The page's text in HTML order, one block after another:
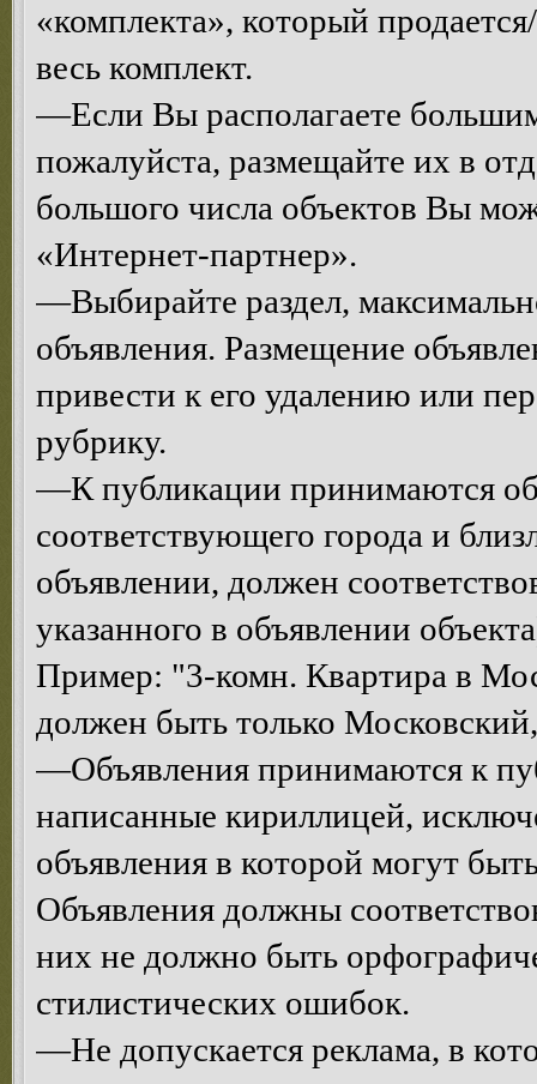
«комплекта», который
весь комплект.
—Если Вы располагаете
пожалуйста, размещайте их в
большого числа объектов Вы
«Интернет-партнер».
—Выбирайте раздел,
объявления. Размещение
привести к его удалению или
рубрику.
—К публикации принимаются
соответствующего города и
объявлении, должен
указанного в объявлении
Пример: "3-комн. Квартира в
должен быть только
—Объявления принимаются к
написанные кириллицей,
объявления в которой могут
Объявления должны
них не должно быть
стилистических ошибок.
—Не допускается реклама, в